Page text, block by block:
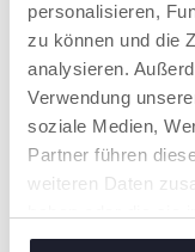
personalisieren,
zu können und die
analysieren.
Verwendung
soziale Medien,
Partner führen
weiteren Daten
gesammelt haben.
Höre die
drücke die
der richtigen
Antwort.